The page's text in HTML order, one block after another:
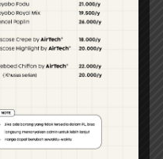
dikirim. Mereka
yang